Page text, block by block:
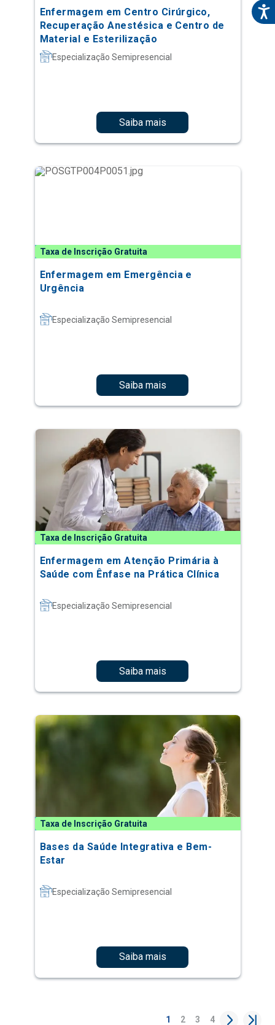
Enfermagem em Centro Cirúrgico,
Recuperação Anestésica e Centro de
Material e Esterilização
Especialização Semipresencial
Saiba mais
Taxa de Inscrição Gratuita
Enfermagem em Emergência e
Urgência
Especialização Semipresencial
Saiba mais
Taxa de Inscrição Gratuita
Enfermagem em Atenção Primária à
Saúde com Ênfase na Prática Clínica
Especialização Semipresencial
Saiba mais
Taxa de Inscrição Gratuita
Bases da Saúde Integrativa e Bem-
Estar
Especialização Semipresencial
Saiba mais
1 2 3 4